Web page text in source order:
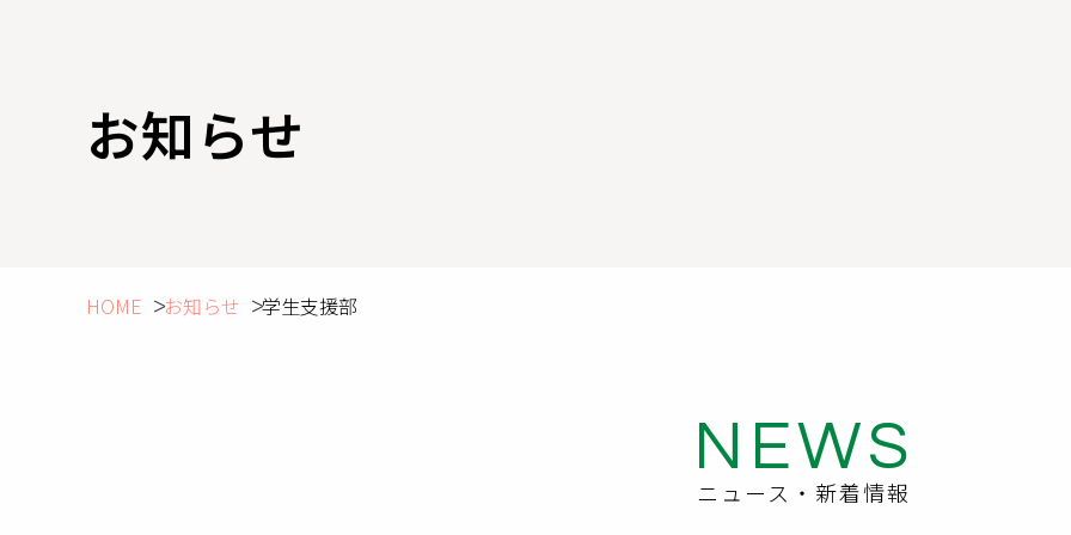
お知らせ
HOME お知らせ 学生支援部
NEWS
ニュース・新着情報